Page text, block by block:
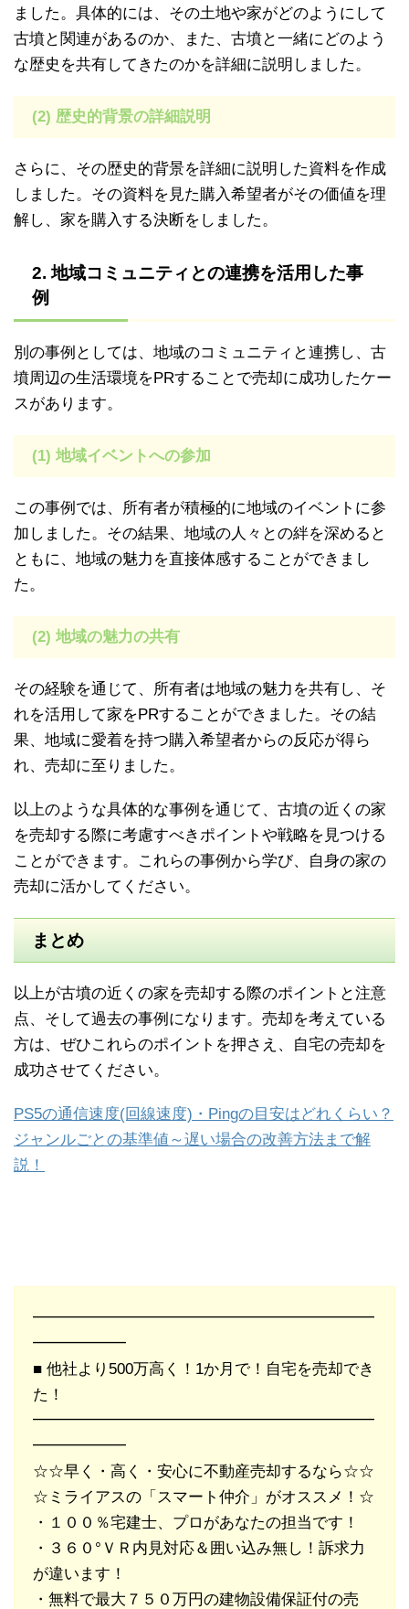
ました。具体的には、その土地や家がどのようにして
古墳と関連があるのか、また、古墳と一緒にどのよう
な歴史を共有してきたのかを詳細に説明しました。
(2) 歴史的背景の詳細説明
さらに、その歴史的背景を詳細に説明した資料を作成
しました。その資料を見た購入希望者がその価値を理
解し、家を購入する決断をしました。
2. 地域コミュニティとの連携を活用した事
例
別の事例としては、地域のコミュニティと連携し、古
墳周辺の生活環境をPRすることで売却に成功したケー
スがあります。
(1) 地域イベントへの参加
この事例では、所有者が積極的に地域のイベントに参
加しました。その結果、地域の人々との絆を深めると
ともに、地域の魅力を直接体感することができまし
た。
(2) 地域の魅力の共有
その経験を通じて、所有者は地域の魅力を共有し、そ
れを活用して家をPRすることができました。その結
果、地域に愛着を持つ購入希望者からの反応が得ら
れ、売却に至りました。
以上のような具体的な事例を通じて、古墳の近くの家
を売却する際に考慮すべきポイントや戦略を見つける
ことができます。これらの事例から学び、自身の家の
売却に活かしてください。
まとめ
以上が古墳の近くの家を売却する際のポイントと注意
点、そして過去の事例になります。売却を考えている
方は、ぜひこれらのポイントを押さえ、自宅の売却を
成功させてください。
PS5の通信速度(回線速度)・Pingの目安はどれくらい？
ジャンルごとの基準値～遅い場合の改善方法まで解
説！
━━━━━━━━━━━━━━━━━━━━━━
━━━━━━
■ 他社より500万高く！1か月で！自宅を売却でき
た！
━━━━━━━━━━━━━━━━━━━━━━
━━━━━━
☆☆早く・高く・安心に不動産売却するなら☆☆
☆ミライアスの「スマート仲介」がオススメ！☆
・１００％宅建士、プロがあなたの担当です！
・３６０°ＶＲ内見対応＆囲い込み無し！訴求力
が違います！
・無料で最大７５０万円の建物設備保証付の売